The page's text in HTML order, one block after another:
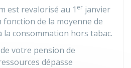
est revalorisé au 1 er janvier
fonction de la moyenne de
consommation hors tabac.
votre pension de
dépasse